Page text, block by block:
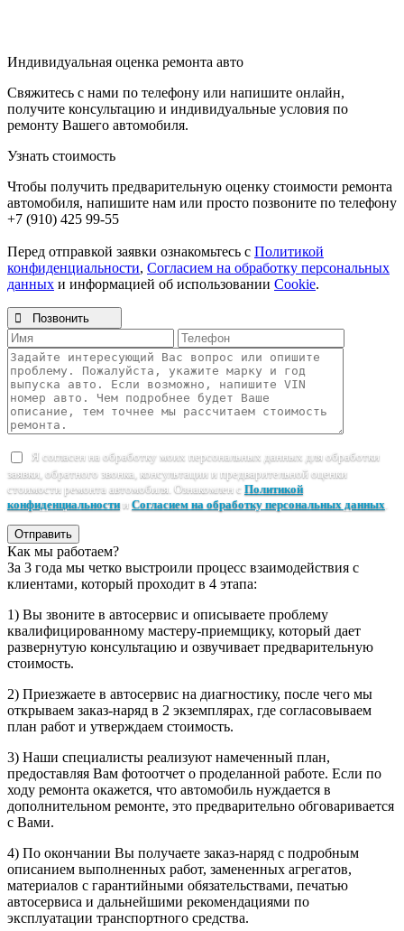
Индивидуальная оценка ремонта авто
Свяжитесь с нами по телефону или напишите онлайн,
получите консультацию и индивидуальные условия по
ремонту Вашего автомобиля.
Узнать стоимость
Чтобы получить предварительную оценку стоимости ремонта
автомобиля, напишите нам или просто позвоните по телефону
+7 (910) 425 99-55
Перед отправкой заявки ознакомьтесь с Политикой
конфиденциальности, Согласием на обработку персональных
данных и информацией об использовании Cookie.
 Позвонить
Я согласен на обработку моих персональных данных для обработки
заявки, обратного звонка, консультации и предварительной оценки
стоимости ремонта автомобиля. Ознакомлен с Политикой
конфиденциальностии Согласием на обработку персональных данных
Отправить
Как мы работаем?
За 3 года мы четко выстроили процесс взаимодействия с
клиентами, который проходит в 4 этапа:
1) Вы звоните в автосервис и описываете проблему
квалифицированному мастеру-приемщику, который дает
развернутую консультацию и озвучивает предварительную
стоимость.
2) Приезжаете в автосервис на диагностику, после чего мы
открываем заказ-наряд в 2 экземплярах, где согласовываем
план работ и утверждаем стоимость.
3) Наши специалисты реализуют намеченный план,
предоставляя Вам фотоотчет о проделанной работе. Если по
ходу ремонта окажется, что автомобиль нуждается в
дополнительном ремонте, это предварительно обговаривается
с Вами.
4) По окончании Вы получаете заказ-наряд с подробным
описанием выполненных работ, замененных агрегатов,
материалов с гарантийными обязательствами, печатью
автосервиса и дальнейшими рекомендациями по
эксплуатации транспортного средства.